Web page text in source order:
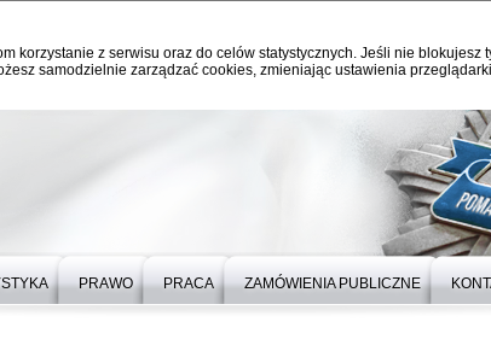
korzystanie z serwisu oraz do celów statystycznych. Jeśli nie blokujesz
samodzielnie zarządzać cookies, zmieniając ustawienia
PRAWO PRACA ZAMÓWIENIA PUBLICZNE